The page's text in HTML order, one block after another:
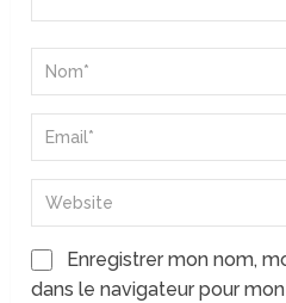
Enregistrer mon nom,
dans le navigateur pour